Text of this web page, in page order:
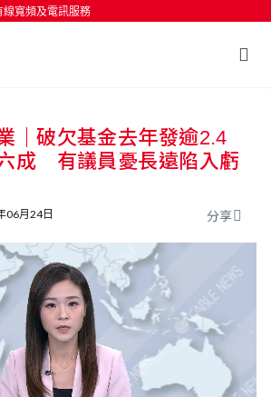
線寬頻及電訊服務
按輸入鍵開始搜尋
｜破欠基金去年發逾2.4
成 有議員憂長遠陷入虧
06月24日 分享